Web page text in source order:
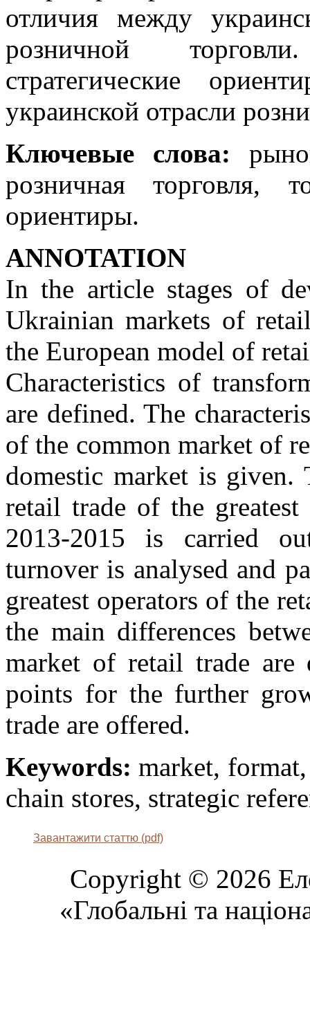
отличия между
розничной
стратегические
украинской отрасли
Ключевые слова:
розничная торговля,
ориентиры.
ANNOTATION
In the article stages of
Ukrainian markets of
the European model of
Characteristics of
are defined. The
of the common market of
domestic market is
retail trade of the
2013-2015 is carried
turnover is analysed and
greatest operators of the
the main differences
market of retail trade are
points for the further
trade are offered.
Keywords: market,
chain stores, strategic
Завантажити статтю (pdf)
Copyright © 2026
«Глобальні та